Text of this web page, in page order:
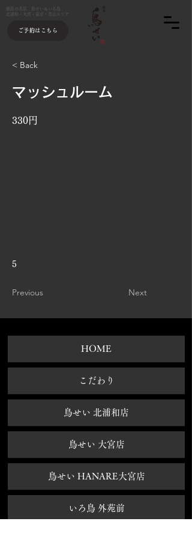
焼鳥の名店 鳥せい＆いろ鳥
北浦和・大宮・東京・青山エリア
ご予約はこちら
< Back
マッシュルーム
330円
5
Previous Next
HOME
​こだわり
鳥せい 北浦和店
鳥せい 大宮店
鳥せい HANARE大宮店
いろ鳥 外苑前